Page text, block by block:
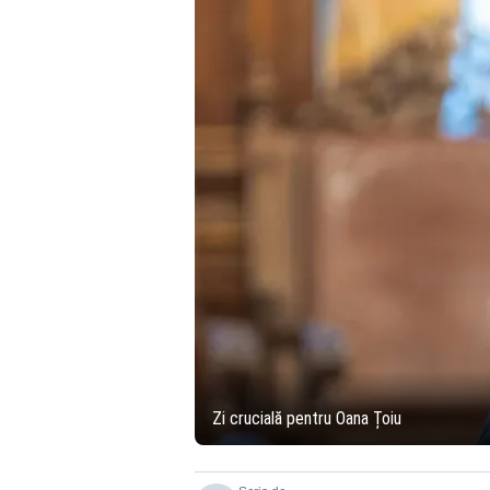
Zi crucială pentru Oana Țoiu